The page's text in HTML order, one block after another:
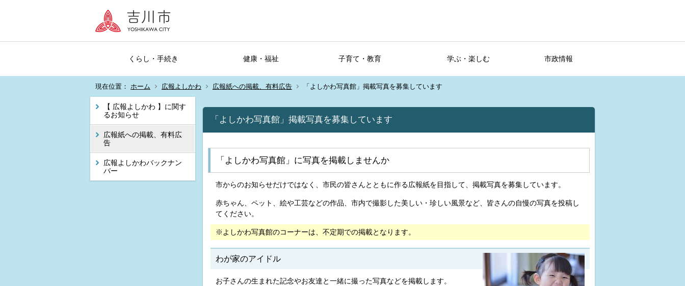
くらし・手続き 健康・福祉 子育て・教育 学ぶ・楽しむ 市政情報
現在位置： ホーム 広報よしかわ 広報紙への掲載、有料広告 「よしかわ写真館」掲載写真を募集しています
【 広報よしかわ 】に関す
るお知らせ
広報紙への掲載、有料広
告
広報よしかわバックナン
バー
「よしかわ写真館」掲載写真を募集しています
「よしかわ写真館」に写真を掲載しませんか
市からのお知らせだけではなく、市民の皆さんとともに作る広報紙を目指して、掲載写真を募集しています。
赤ちゃん、ペット、絵や工芸などの作品、市内で撮影した美しい・珍しい風景など、皆さんの自慢の写真を投稿し
てください。
※よしかわ写真館のコーナーは、不定期での掲載となります。
わが家のアイドル
お子さんの生まれた記念やお友達と一緒に撮った写真などを掲載します。